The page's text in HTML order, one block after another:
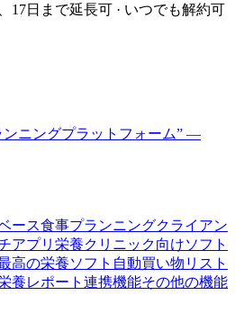
17日まで延長可 · いつでも解約可
ニングプラットフォーム” —
ース食事プランニングクライアン
アプリ 栄養クリニック向けソフト
高の栄養ソフト 自動買い物リスト
養レポート 連携機能その他の機能